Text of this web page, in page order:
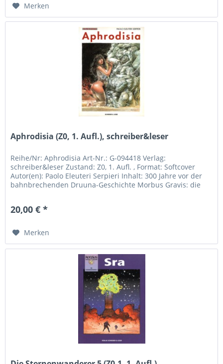
Merken
Aphrodisia (Z0, 1. Aufl.), schreiber&leser
Reihe/Nr: Aphrodisia Art-Nr.: G-094418 Verlag:
schreiber&leser Zustand: Z0, 1. Aufl. , Format: Softcover
Autor(en): Paolo Eleuteri Serpieri Inhalt: 300 Jahre vor der
bahnbrechenden Druuna-Geschichte Morbus Gravis: die
20,00 € *
Merken